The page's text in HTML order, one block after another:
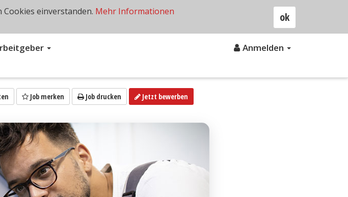
Anmelden
Job merken Job drucken Jetzt bewerben
ok
einverstanden. Mehr Informationen